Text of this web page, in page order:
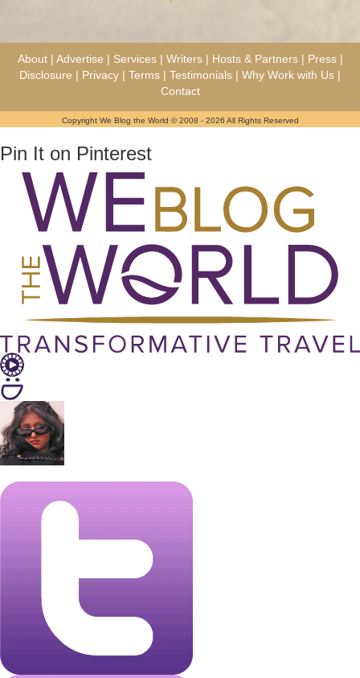
About | Advertise | Services | Writers | Hosts & Partners | Press |
Disclosure | Privacy | Terms | Testimonials | Why Work with Us |
Contact
Copyright We Blog the World © 2008 - 2026 All Rights Reserved
Pin It on Pinterest